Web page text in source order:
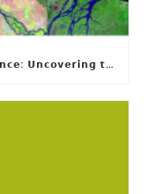
𝗙𝗲𝗮𝘁𝘂𝗿𝗲𝗱 𝗽𝘂𝗯𝗹𝗶𝗰𝗮𝘁𝗶𝗼𝗻 𝗶𝗻 𝗦𝗰𝗶𝗲𝗻𝗰𝗲: 𝗨𝗻𝗰𝗼𝘃𝗲𝗿𝗶𝗻𝗴 𝘁𝗵𝗲 𝗵𝗶𝗱𝗱𝗲𝗻 𝗿𝘂𝗹𝗲𝘀 𝗯𝗲𝗵𝗶𝗻𝗱 𝗿𝗶𝘃𝗲𝗿 𝗱𝗲𝗹𝘁𝗮 𝗴𝗲𝗼𝗺𝗲𝘁𝗿𝘆 𝗮𝗻𝗱 𝗴𝗿𝗼𝘄𝘁𝗵